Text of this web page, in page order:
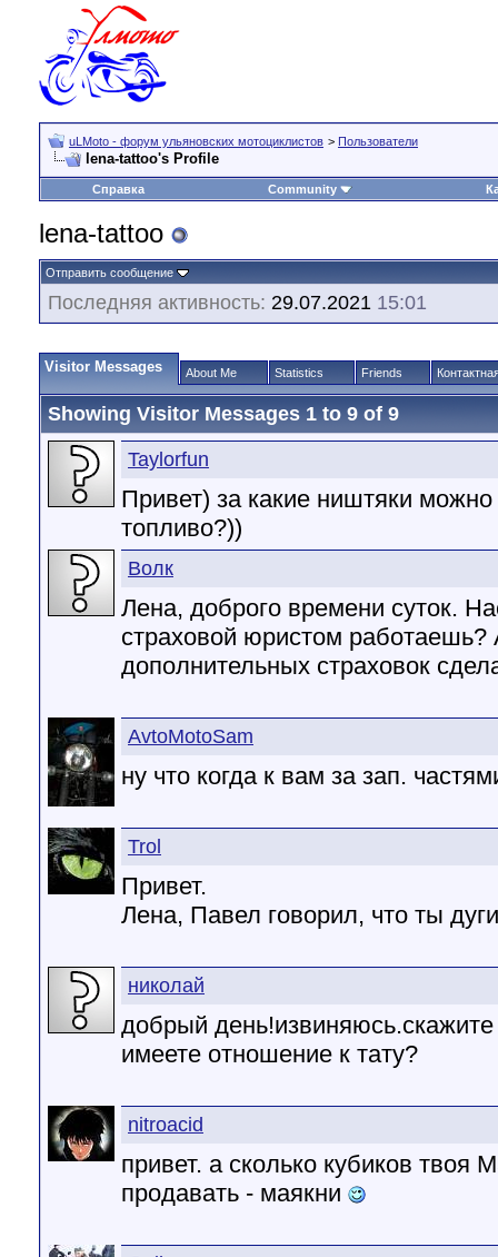
uLMoto - форум ульяновских мотоциклистов > Пользователи
lena-tattoo's Profile
Справка Community
lena-tattoo
Отправить сообщение
Последняя активность: 29.07.2021 15:01
Visitor Messages About Me Statistics Friends
Showing Visitor Messages 1 to 9 of 9
Taylorfun
Привет) за какие ништяки
топливо?))
Волк
Лена, доброго времени суток.
страховой юристом
дополнительных страховок
AvtoMotoSam
ну что когда к вам за зап.
Trol
Привет.
Лена, Павел говорил, что ты
николай
добрый
имеете отношение к тату?
nitroacid
привет. а сколько кубиков твоя
продавать - маякни